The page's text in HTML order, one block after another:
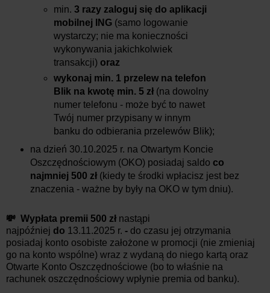
min.3 razy zaloguj się do aplikacji
mobilnej ING (samo logowanie
wystarczy; nie ma konieczności
wykonywania jakichkolwiek
transakcji) oraz
wykonaj min. 1 przelew na telefon
Blik na kwotę min. 5 zł (na dowolny
numer telefonu - może być to nawet
Twój numer przypisany w innym
banku do odbierania przelewów Blik);
na dzień 30.10.2025 r. na Otwartym Koncie
Oszczędnościowym (OKO) posiadaj saldo co
najmniej 500 zł(kiedy te środki wpłacisz jest bez
znaczenia - ważne by były na OKO w tym dniu).
💸 Wypłata premii 500 zł nastąpi
najpóźniej do 13.11 .2025 r. - d o czasu jej otrzymania
posiadaj konto osobiste założone w promocji (nie zmieniaj
go na konto wspólne) wraz z wydaną do niego kartą oraz
Otwarte Konto Oszczędnościowe (bo to właśnie na
rachunek oszczędnościowy wpłynie premia od banku).